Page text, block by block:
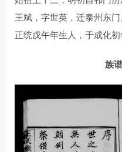
王斌，字世英，迁泰州东
正统戊午年生人，于成化
族